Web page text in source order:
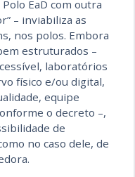
EaD com outra
– inviabiliza as
nos polos. Embora
estruturados –
laboratórios
físico e/ou digital,
equipe
o decreto –,
de
no caso dele, de